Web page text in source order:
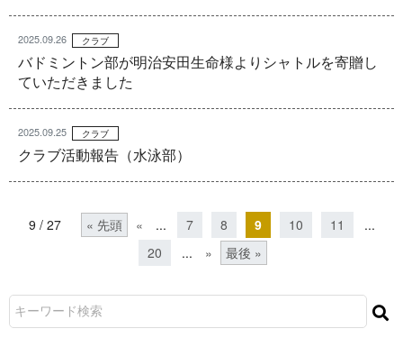
2025.09.26 クラブ
バドミントン部が明治安田生命様よりシャトルを寄贈し
ていただきました
2025.09.25 クラブ
クラブ活動報告（水泳部）
9 / 27 « 先頭 « ... 7 8 9 10 11
...
20
... » 最後 »